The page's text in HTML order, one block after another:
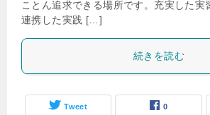
ことん追求できる場所です。充実した実
連携した実践 […]
続きを読む
Tweet 0